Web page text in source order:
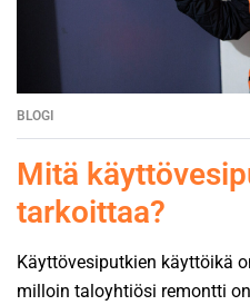
BLOGI
Mitä
tarkoittaa?
Käyttövesiputkien käyttöikä
milloin taloyhtiösi remontti